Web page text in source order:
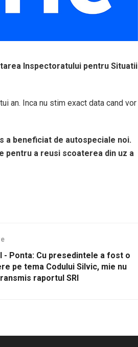
Inspectoratului pentru Situatii
an. Inca nu stim exact data cand vor
a beneficiat de autospeciale noi.
pentru a reusi scoaterea din uz a
- Ponta: Cu presedintele a fost o
pe tema Codului Silvic, mie nu
raportul SRI